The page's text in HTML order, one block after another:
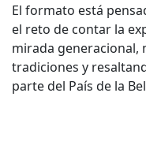
El formato está
el reto de contar la
mirada generacional,
tradiciones y
parte del País de la